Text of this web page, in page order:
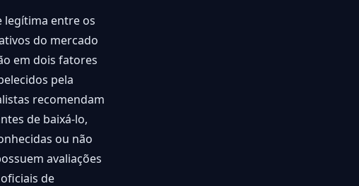
legítima entre os
do mercado
em dois fatores
pela
recomendam
de baixá-lo,
ou não
avaliações
de